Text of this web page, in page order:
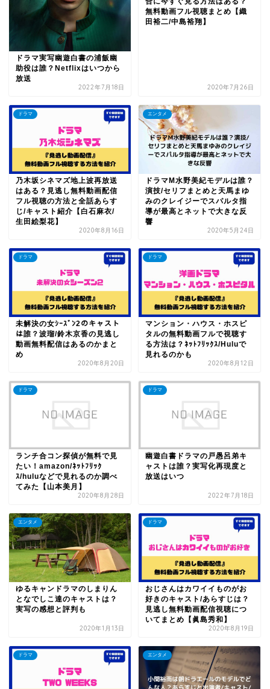
ドラマ実写幽遊白書の浦飯幽
助役は誰？Netflixはいつから
放送
2022年7月18日
無料動画フル視聴まとめ【織
田裕二/中島裕翔】
2020年7月26日
ドラマ
乃木坂シネマズ地上波再放送
はある？見逃し無料動画配信
フル視聴の方法と全話あらす
じ/キャスト紹介【白石麻衣/
生田絵梨花】
2020年8月16日
エンタメ
ドラマM水野美紀モデルは誰？
演技/セリフまとめと天馬まゆ
みのクレイジーでスパルタ指
導が最高とネットで大きな反
響
2020年5月24日
ドラマ
未解決の女ｼｰｽﾞﾝ2のキャスト
は誰？波瑠/鈴木京香の見逃し
動画無料配信はあるのかまと
め
2020年8月20日
ドラマ
マンション・ハウス・ホスピ
タルの無料動画フルで視聴す
る方法は？ﾈｯﾄﾌﾘｯｸｽ/Huluで
見れるのかも
2020年8月12日
ドラマ
ランチ合コン探偵が無料で見
たい！amazon/ﾈｯﾄﾌﾘｯｸ
ｽ/huluなどで見れるのか調べ
てみた【山本美月】
2020年8月28日
ドラマ
幽遊白書ドラマの戸愚呂弟キ
ャストは誰？実写化再現度と
放送はいつ
2022年7月18日
エンタメ
ゆるキャンドラマのしまりん
となでしこ達のキャストは？
実写の感想と評判も
2020年1月13日
ドラマ
おじさんはカワイイものがお
好きのキャスト/あらすじは？
見逃し無料動画配信視聴につ
いてまとめ【眞島秀和】
2020年8月19日
ドラマ エンタメ